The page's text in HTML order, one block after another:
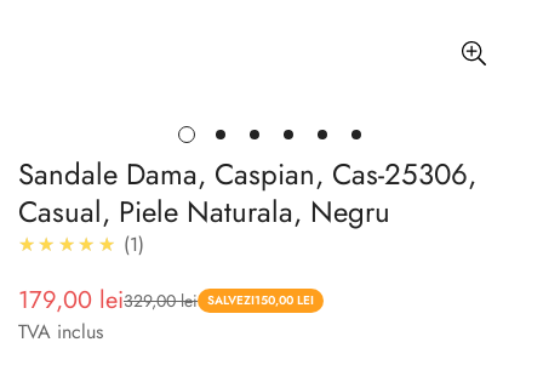
Sandale Dama, Caspian, Cas-25306,
Casual, Piele Naturala, Negru
★★★★★ 5.0
1
Pret
redus
179,00 lei
Pret 329,00 lei SALVEZI150,00 LEI
TVA inclus